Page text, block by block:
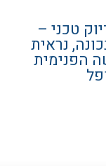
טכני –
נראית
הפנימית